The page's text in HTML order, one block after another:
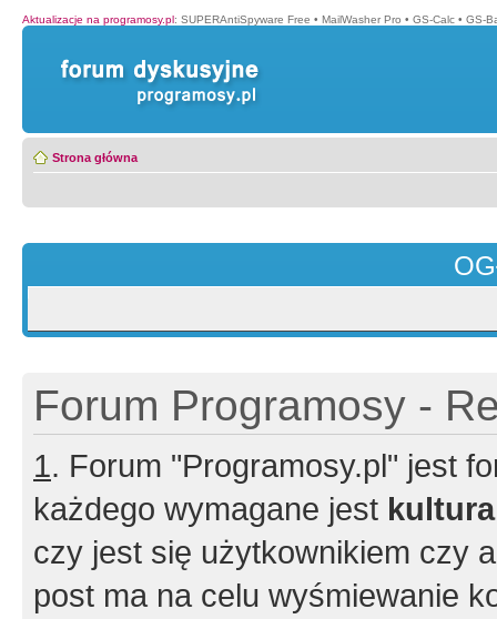
Aktualizacje na programosy.pl: SUPERAntiSpyware Free • MailWasher Pro • GS-Calc • GS-
Strona główna
Forum Programosy -
1. Forum "Programosy.pl" jest
każdego wymagane jest
czy jest się użytkownikiem czy
post ma na celu wyśmiewanie